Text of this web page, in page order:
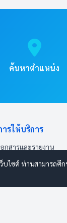
ค้นหาตำแหน่ง
ารให้บริการ
อกสารและรายงาน
มือประชาชน
ซต์ ท่านสามารถศึก